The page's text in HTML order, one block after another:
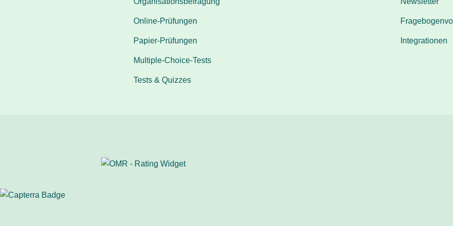
Online-Prüfungen
Papier-Prüfungen
Multiple-Choice-Tests
Tests & Quizzes
Integrationen